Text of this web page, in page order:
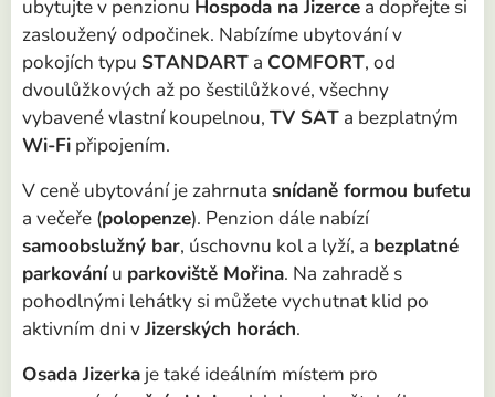
ubytujte v penzionu Hospoda na Jizerce a dopřejte si
zasloužený odpočinek. Nabízíme ubytování v
pokojích typu STANDART a COMFORT, od
dvoulůžkových až po šestilůžkové, všechny
vybavené vlastní koupelnou, TV SAT a bezplatným
Wi-Fi připojením.
V ceně ubytování je zahrnuta snídaně formou bufetu
a večeře (polopenze). Penzion dále nabízí
samoobslužný bar, úschovnu kol a lyží, a bezplatné
parkováníu parkoviště Mořina. Na zahradě s
pohodlnými lehátky si můžete vychutnat klid po
aktivním dni vJizerských horách.
Osada Jizerka je také ideálním místem pro